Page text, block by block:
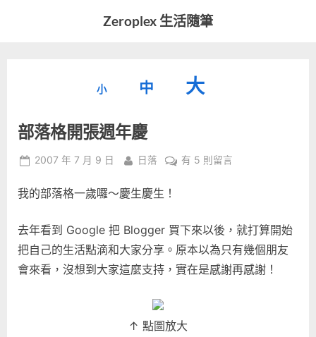
Zeroplex 生活隨筆
發
活
事
小
型
小。
中
重
型
大
字
大
小。
部落格開張週年慶
Posted
2007 年 7 月 9 日 By
日落
在
開
週
年
有 5 則留言
我的部落格一歲囉～慶生慶生！
去年看到 Google 把 Blogger 買下來以後，就打算開始
把自己的生活點滴和大家分享。原本以為只有幾個朋友
會來看，沒想到大家這麼支持，實在是感謝再感謝！
↑ 點圖放大